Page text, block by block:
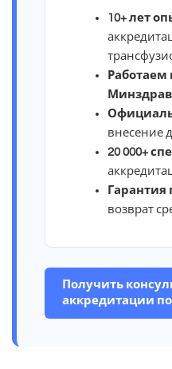
10+ лет
Работаем
внесение
20 000+
Гарантия
возврат
Получить
аккредитации